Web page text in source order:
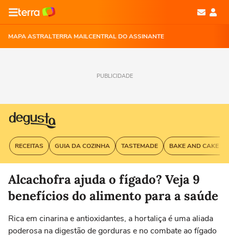
MAPA ASTRALTERRA MAILCENTRAL DO ASSINANTE
PUBLICIDADE
RECEITAS GUIA DA COZINHA TASTEMADE BAKE AND CAKE
Alcachofra ajuda o fígado? Veja 9
benefícios do alimento para a saúde
Rica em cinarina e antioxidantes, a hortaliça é uma aliada
poderosa na digestão de gorduras e no combate ao fígado